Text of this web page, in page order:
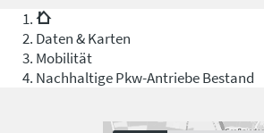
Daten & Karten
Mobilität
Nachhaltige Pkw-Antriebe Bestand